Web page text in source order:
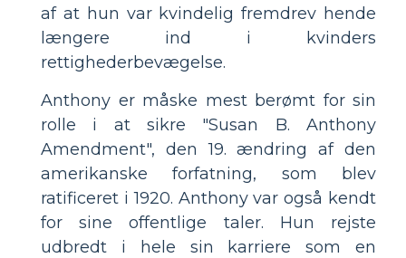
af at hun var kvindelig fremdrev hende
længere ind i kvinders
rettighederbevægelse.
Anthony er måske mest berømt for sin
rolle i at sikre "Susan B. Anthony
Amendment", den 19. ændring af den
amerikanske forfatning, som blev
ratificeret i 1920. Anthony var også kendt
for sine offentlige taler. Hun rejste
udbredt i hele sin karriere som en